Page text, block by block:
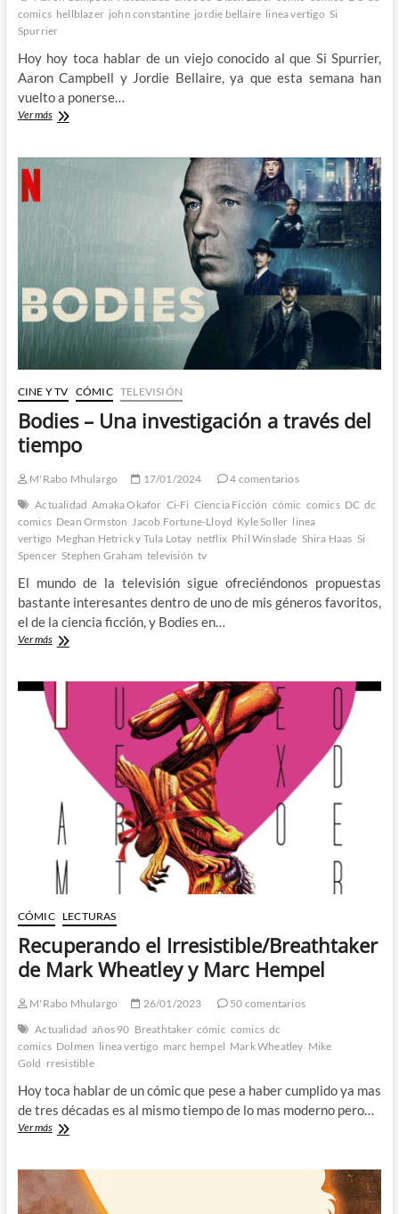
comics hellblazer john constantine jordie bellaire linea vertigo Si
Spurrier
Hoy hoy toca hablar de un viejo conocido al que Si Spurrier,
Aaron Campbell y Jordie Bellaire, ya que esta semana han
vuelto a ponerse…
Ver másJohn
Dead
y
Jordie
Bellaire
nos
al
Constantine
mas
miserable
CINE Y TV CÓMIC TELEVISIÓN
Bodies – Una investigación a través del
tiempo
M'Rabo Mhulargo 17/01/2024
4 comentarios
Actualidad Amaka Okafor Ci-Fi Ciencia Ficción cómic comics DC dc
comics Dean Ormston Jacob Fortune-Lloyd Kyle Soller linea
vertigo Meghan Hetrick y Tula Lotay netflix Phil Winslade Shira Haas Si
Spencer Stephen Graham televisión tv
El mundo de la televisión sigue ofreciéndonos propuestas
bastante interesantes dentro de uno de mis géneros favoritos,
el de la ciencia ficción, y Bodies en…
Ver másBodies
investigación
través
del
tiempo
CÓMIC LECTURAS
Recuperando el Irresistible/Breathtaker
de Mark Wheatley y Marc Hempel
M'Rabo Mhulargo 26/01/2023
50 comentarios
Actualidad años 90 Breathtaker cómic comics dc
comics Dolmen linea vertigo marc hempel Mark Wheatley Mike
Gold rresistible
Hoy toca hablar de un cómic que pese a haber cumplido ya mas
de tres décadas es al mismo tiempo de lo mas moderno pero…
Ver másRecuperando
Wheatley